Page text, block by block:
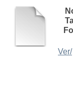
Ver/